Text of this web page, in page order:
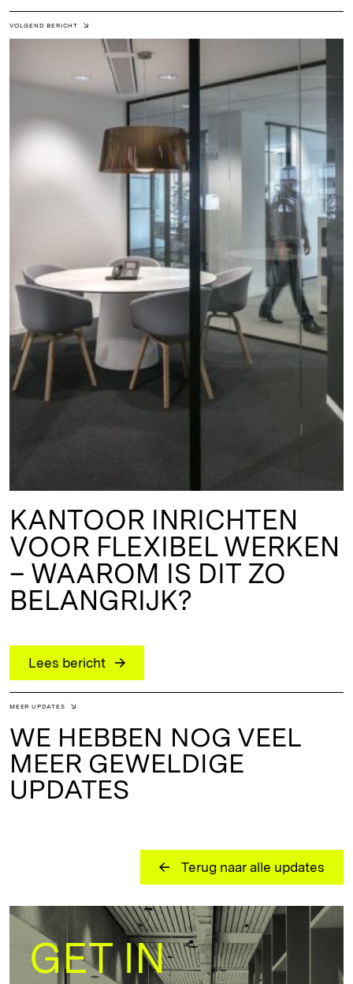
VOLGEND BERICHT
KANTOOR INRICHTEN
VOOR FLEXIBEL WERKEN
– WAAROM IS DIT ZO
BELANGRIJK?
Lees bericht
MEER UPDATES
WE HEBBEN NOG VEEL
MEER GEWELDIGE
UPDATES
Terug naar alle updates
GET IN